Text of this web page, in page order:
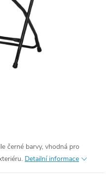
černé barvy, vhodná pro
Detailní informace